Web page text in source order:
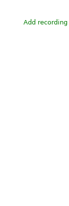
Add recording